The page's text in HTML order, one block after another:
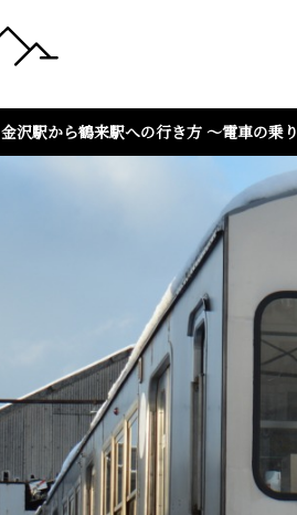
金沢駅から鶴来駅への行き方 ～電車の乗